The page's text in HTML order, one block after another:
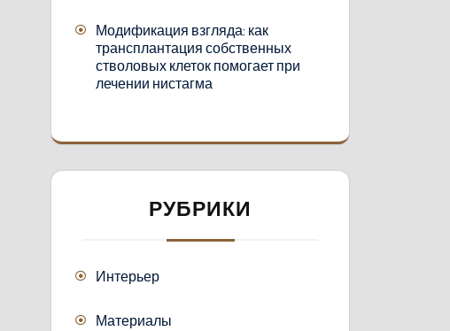
Модификация взгляда: как
трансплантация собственных
стволовых клеток помогает при
лечении нистагма
РУБРИКИ
Интерьер
Материалы